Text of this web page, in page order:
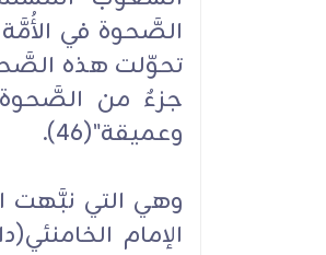
الصَّحوة في
تحوّلت هذه
جزءٌ من الصَّحوة
وعميقة"(46).
وهي التي نبَّهت
الإمام